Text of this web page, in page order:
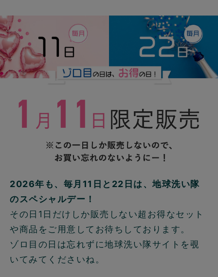
2026年も、毎月11日と22日は、地球洗い隊
のスペシャルデー！
その日1日だけしか販売しない超お得なセット
や商品をご用意してお待ちしております。
ゾロ目の日は忘れずに地球洗い隊サイトを覗
いてみてくださいね。